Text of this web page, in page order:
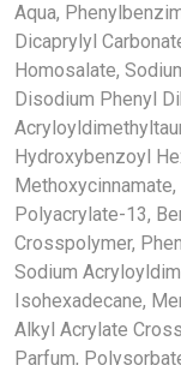
Aqua,
Dicaprylyl
Homosalate,
Disodium Phenyl
Hydroxybenzoyl
Polyacrylate-13,
Crosspolymer,
Sodium
Isohexadecane,
Alkyl Acrylate
Parfum,